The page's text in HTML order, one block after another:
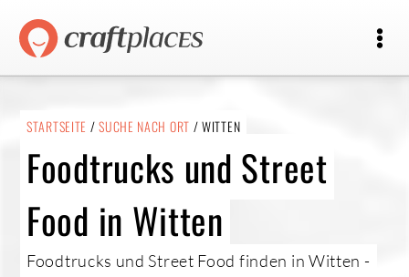
STARTSEITE /SUCHE NACH ORT / WITTEN
Foodtrucks und Street
Food in Witten
Foodtrucks und Street Food finden in Witten -